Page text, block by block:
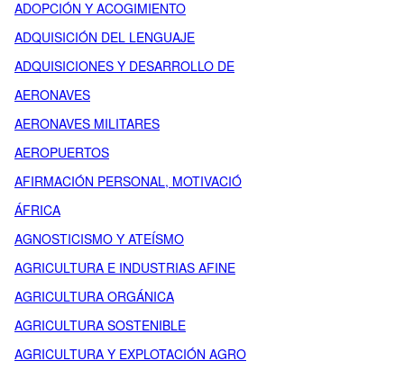
ADOPCIÓN Y ACOGIMIENTO
ADQUISICIÓN DEL LENGUAJE
ADQUISICIONES Y DESARROLLO DE
AERONAVES
AERONAVES MILITARES
AEROPUERTOS
AFIRMACIÓN PERSONAL, MOTIVACIÓ
ÁFRICA
AGNOSTICISMO Y ATEÍSMO
AGRICULTURA E INDUSTRIAS AFINE
AGRICULTURA ORGÁNICA
AGRICULTURA SOSTENIBLE
AGRICULTURA Y EXPLOTACIÓN AGRO